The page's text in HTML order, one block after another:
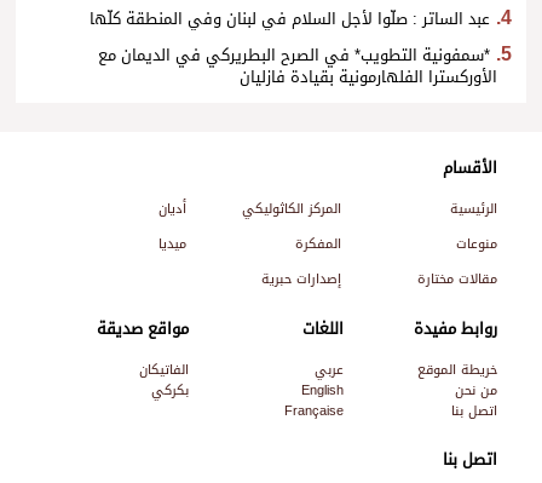
عبد الساتر : صلّوا لأجل السلام في لبنان وفي المنطقة كلّها
*سمفونية التطويب* في الصرح البطريركي في الديمان مع
الأوركسترا الفلهارمونية بقيادة فازليان
اتصل بنا
الأقسام
الرئيسية المركز الكاثوليكي
أديان
منوعات
المفكرة
ميديا
مقالات مختارة
إصدارات حبرية
روابط مفيدة
خريطة الموقع
من نحن
اتصل بنا
اللغات
عربي
English
Française
مواقع صديقة
الفاتيكان
بكركي